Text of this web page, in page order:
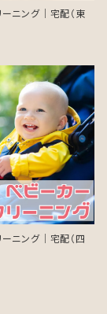
ニング｜宅配（東
ニング｜宅配（四